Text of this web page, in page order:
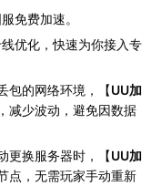
免费加速。
优化，快速为你接入专
包的网络环境，【UU加
减少波动，避免因数据
更换服务器时，【UU加
点，无需玩家手动重新